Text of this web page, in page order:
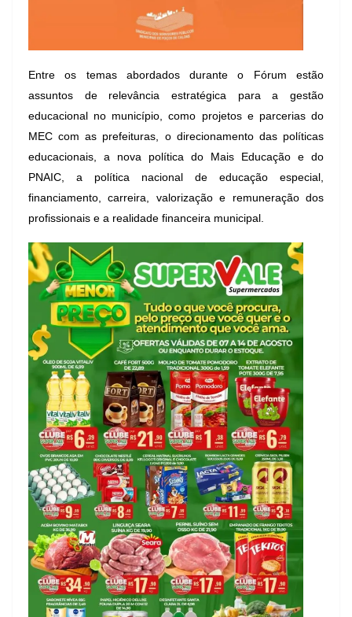
Entre os temas abordados durante o Fórum estão
assuntos de relevância estratégica para a gestão
educacional no município, como projetos e parcerias do
MEC com as prefeituras, o direcionamento das políticas
educacionais, a nova política do Mais Educação e do
PNAIC, a política nacional de educação especial,
financiamento, carreira, valorização e remuneração dos
profissionais e a realidade financeira municipal.